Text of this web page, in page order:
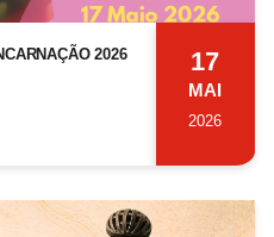
2026 17
MAI
2026